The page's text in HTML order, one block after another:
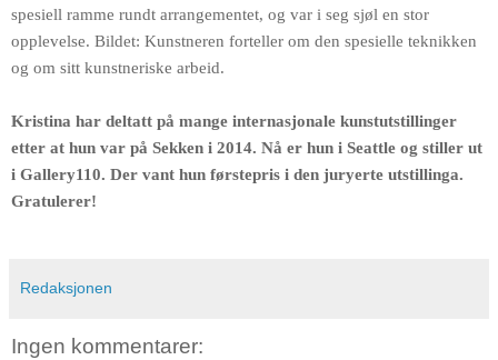
spesiell ramme rundt arrangementet, og var i seg sjøl en stor
opplevelse. Bildet: Kunstneren forteller om den spesielle teknikken
og om sitt kunstneriske arbeid.
Kristina har deltatt på mange internasjonale kunstutstillinger
etter at hun var på Sekken i 2014. Nå er hun i Seattle og stiller ut
i Gallery110. Der vant hun førstepris i den juryerte utstillinga.
Gratulerer!
Redaksjonen
Ingen kommentarer: